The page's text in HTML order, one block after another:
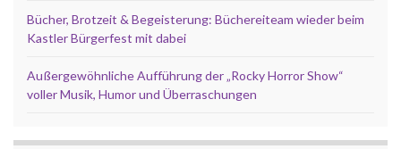
Bücher, Brotzeit & Begeisterung: Büchereiteam wieder beim
Kastler Bürgerfest mit dabei
Außergewöhnliche Aufführung der „Rocky Horror Show“
voller Musik, Humor und Überraschungen